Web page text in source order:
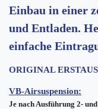
Einbau in einer
und Entladen.
einfache
ORIGINAL
VB-Airsuspension:
Je nach Ausführung 2-